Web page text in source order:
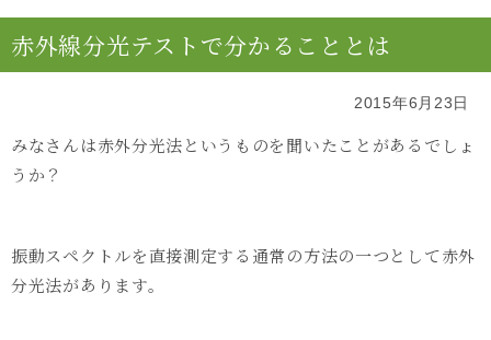
赤外線分光テストで分かることとは
2015年6月23日
みなさんは赤外分光法というものを聞いたことがあるでしょ
うか？
振動スペクトルを直接測定する通常の方法の一つとして赤外
分光法があります。